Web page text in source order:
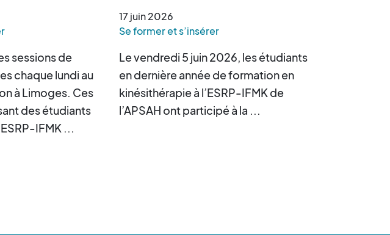
cécifoot
sessions de
chaque lundi au
à Limoges. Ces
des étudiants
IFMK ...
Scientifique des Sciences de
la Réadaptation
17juin2026
Se former et s’insérer
Le vendredi 5 juin 2026, les étudiants
en dernière année de formation en
kinésithérapie à l’ESRP-IFMK de
l’APSAH ont participé à la ...